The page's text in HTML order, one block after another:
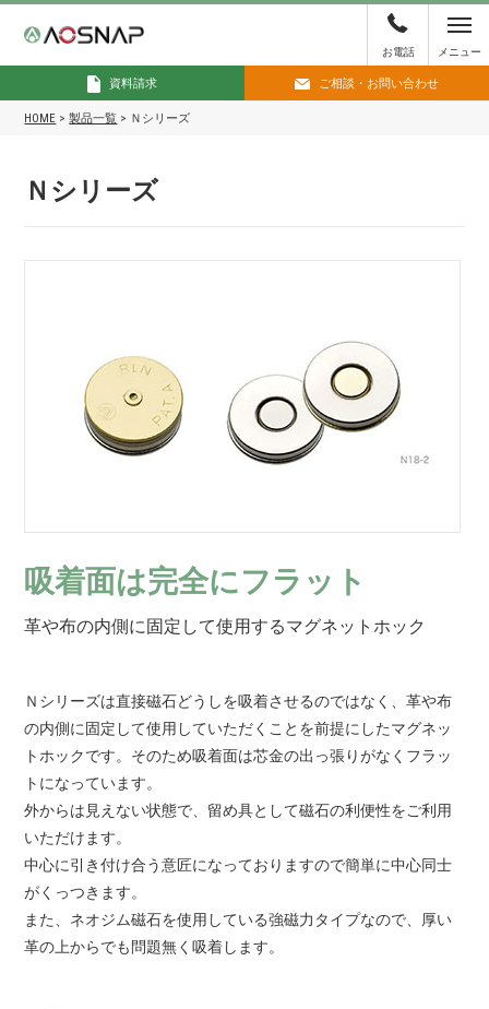
資料請求 ご相談・お問い合わせ
お電話 メニュー
HOME >製品一覧 > Ｎシリーズ
Ｎシリーズ
吸着面は完全にフラット
革や布の内側に固定して使用するマグネットホック
Ｎシリーズは直接磁石どうしを吸着させるのではなく、革や布
の内側に固定して使用していただくことを前提にしたマグネッ
トホックです。そのため吸着面は芯金の出っ張りがなくフラッ
トになっています。
外からは見えない状態で、留め具として磁石の利便性をご利用
いただけます。
中心に引き付け合う意匠になっておりますので簡単に中心同士
がくっつきます。
また、ネオジム磁石を使用している強磁力タイプなので、厚い
革の上からでも問題無く吸着します。